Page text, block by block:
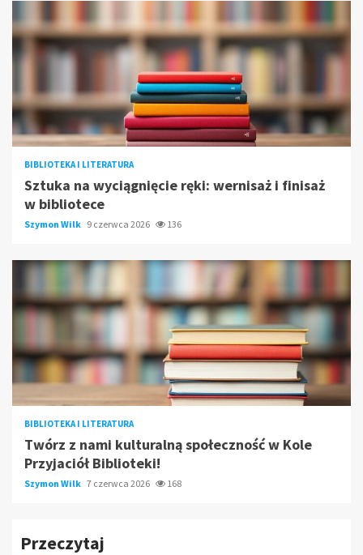
BIBLIOTEKA I LITERATURA
Sztuka na wyciągnięcie ręki: wernisaż i finisaż
w bibliotece
Szymon Wilk 9 czerwca 2026 136
BIBLIOTEKA I LITERATURA
Twórz z nami kulturalną społeczność w Kole
Przyjaciół Biblioteki!
Szymon Wilk 7 czerwca 2026 168
Przeczytaj